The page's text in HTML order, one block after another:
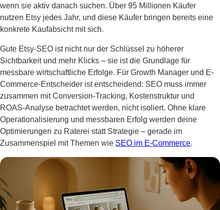
wenn sie aktiv danach suchen. Über 95 Millionen Käufer
nutzen Etsy jedes Jahr, und diese Käufer bringen bereits eine
konkrete Kaufabsicht mit sich.
Gute Etsy-SEO ist nicht nur der Schlüssel zu höherer
Sichtbarkeit und mehr Klicks – sie ist die Grundlage für
messbare wirtschaftliche Erfolge. Für Growth Manager und E-
Commerce-Entscheider ist entscheidend: SEO muss immer
zusammen mit Conversion-Tracking, Kostenstruktur und
ROAS-Analyse betrachtet werden, nicht isoliert. Ohne klare
Operationalisierung und messbaren Erfolg werden deine
Optimierungen zu Raterei statt Strategie – gerade im
Zusammenspiel mit Themen wie SEO im E-Commerce.